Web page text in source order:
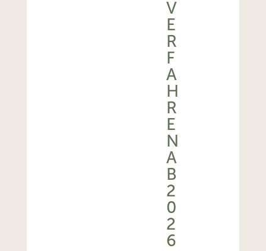
V
E
R
F
A
H
R
E
N
A
B
2
0
2
6